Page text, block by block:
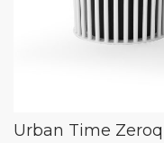
Urban Time